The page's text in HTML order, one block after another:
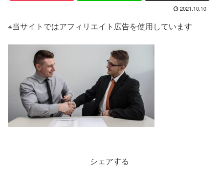
2021.10.10
※当サイトではアフィリエイト広告を使用しています
シェアする